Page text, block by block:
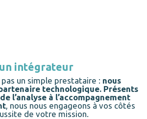
intégrateur
un simple prestataire : nous
technologique. Présents
l’analyse à l’accompagnement
, nous nous engageons à vos côtés
de votre mission.